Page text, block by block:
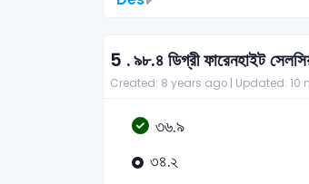
5 .৯৮.৪ ডিগ্রী ফারেনহাইট
Created: 8 years ago | Updated: 10
৩৬.৯
৩৪.২